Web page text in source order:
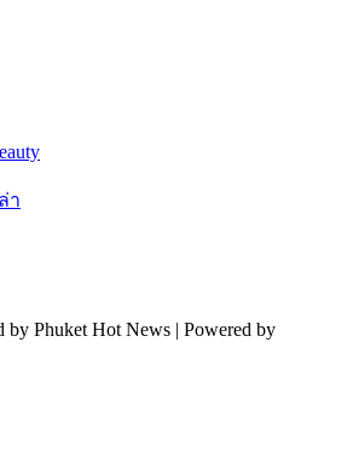
า
Phuket Hot News | Powered by